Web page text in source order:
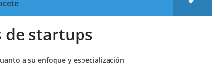
de startups
a su enfoque y especialización: